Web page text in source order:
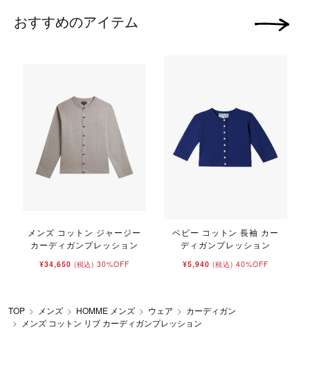
おすすめのアイテム
メンズ コットン ジャージー
カーディガンプレッション
¥34,650 (税込) 30%OFF
ベビー コットン 長袖 カー
ディガンプレッション
¥5,940 (税込) 40%OFF
次の画像
TOP メンズ HOMME メンズ ウェア
カーディガン
メンズ コットン リブ カーディガンプレッション